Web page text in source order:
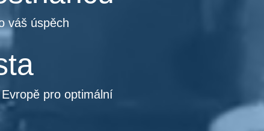
váš úspěch
pro optimální